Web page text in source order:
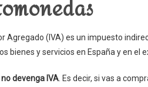
Agregado (IVA) es un impuesto
bienes y servicios en España y en el
devenga IVA . Es decir, si vas a